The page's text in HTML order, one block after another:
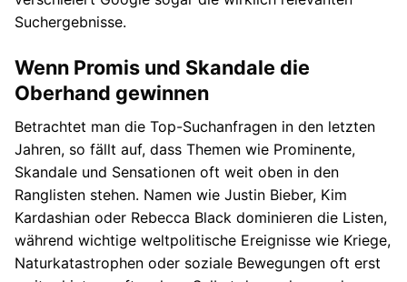
Suchergebnisse.
Wenn Promis und Skandale die
Oberhand gewinnen
Betrachtet man die Top-Suchanfragen in den letzten
Jahren, so fällt auf, dass Themen wie Prominente,
Skandale und Sensationen oft weit oben in den
Ranglisten stehen. Namen wie Justin Bieber, Kim
Kardashian oder Rebecca Black dominieren die Listen,
während wichtige weltpolitische Ereignisse wie Kriege,
Naturkatastrophen oder soziale Bewegungen oft erst